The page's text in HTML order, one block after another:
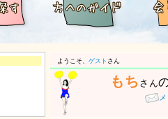
ようこそ、 ゲスト さん
もち さん